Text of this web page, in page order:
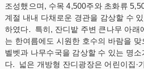
조성했으며, 수목 4,500주와 초화류
계절 내내 다채로운 경관을 감상할 수
하였다. 특히, 잔디밭 주변 큰나무 아래
는 한여름에도 시원한 호수의 바람을 맞
벨벳과 나무수국을 감상할 수 있는 명소
다.
넓은 개방형 잔디광장은 어린이집·